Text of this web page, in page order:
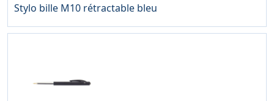
Stylo bille M10 rétractable bleu